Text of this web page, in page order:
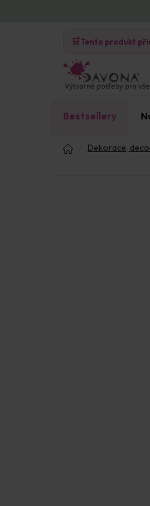
🛒Tento produkt
Bestsellery
Dekorace,